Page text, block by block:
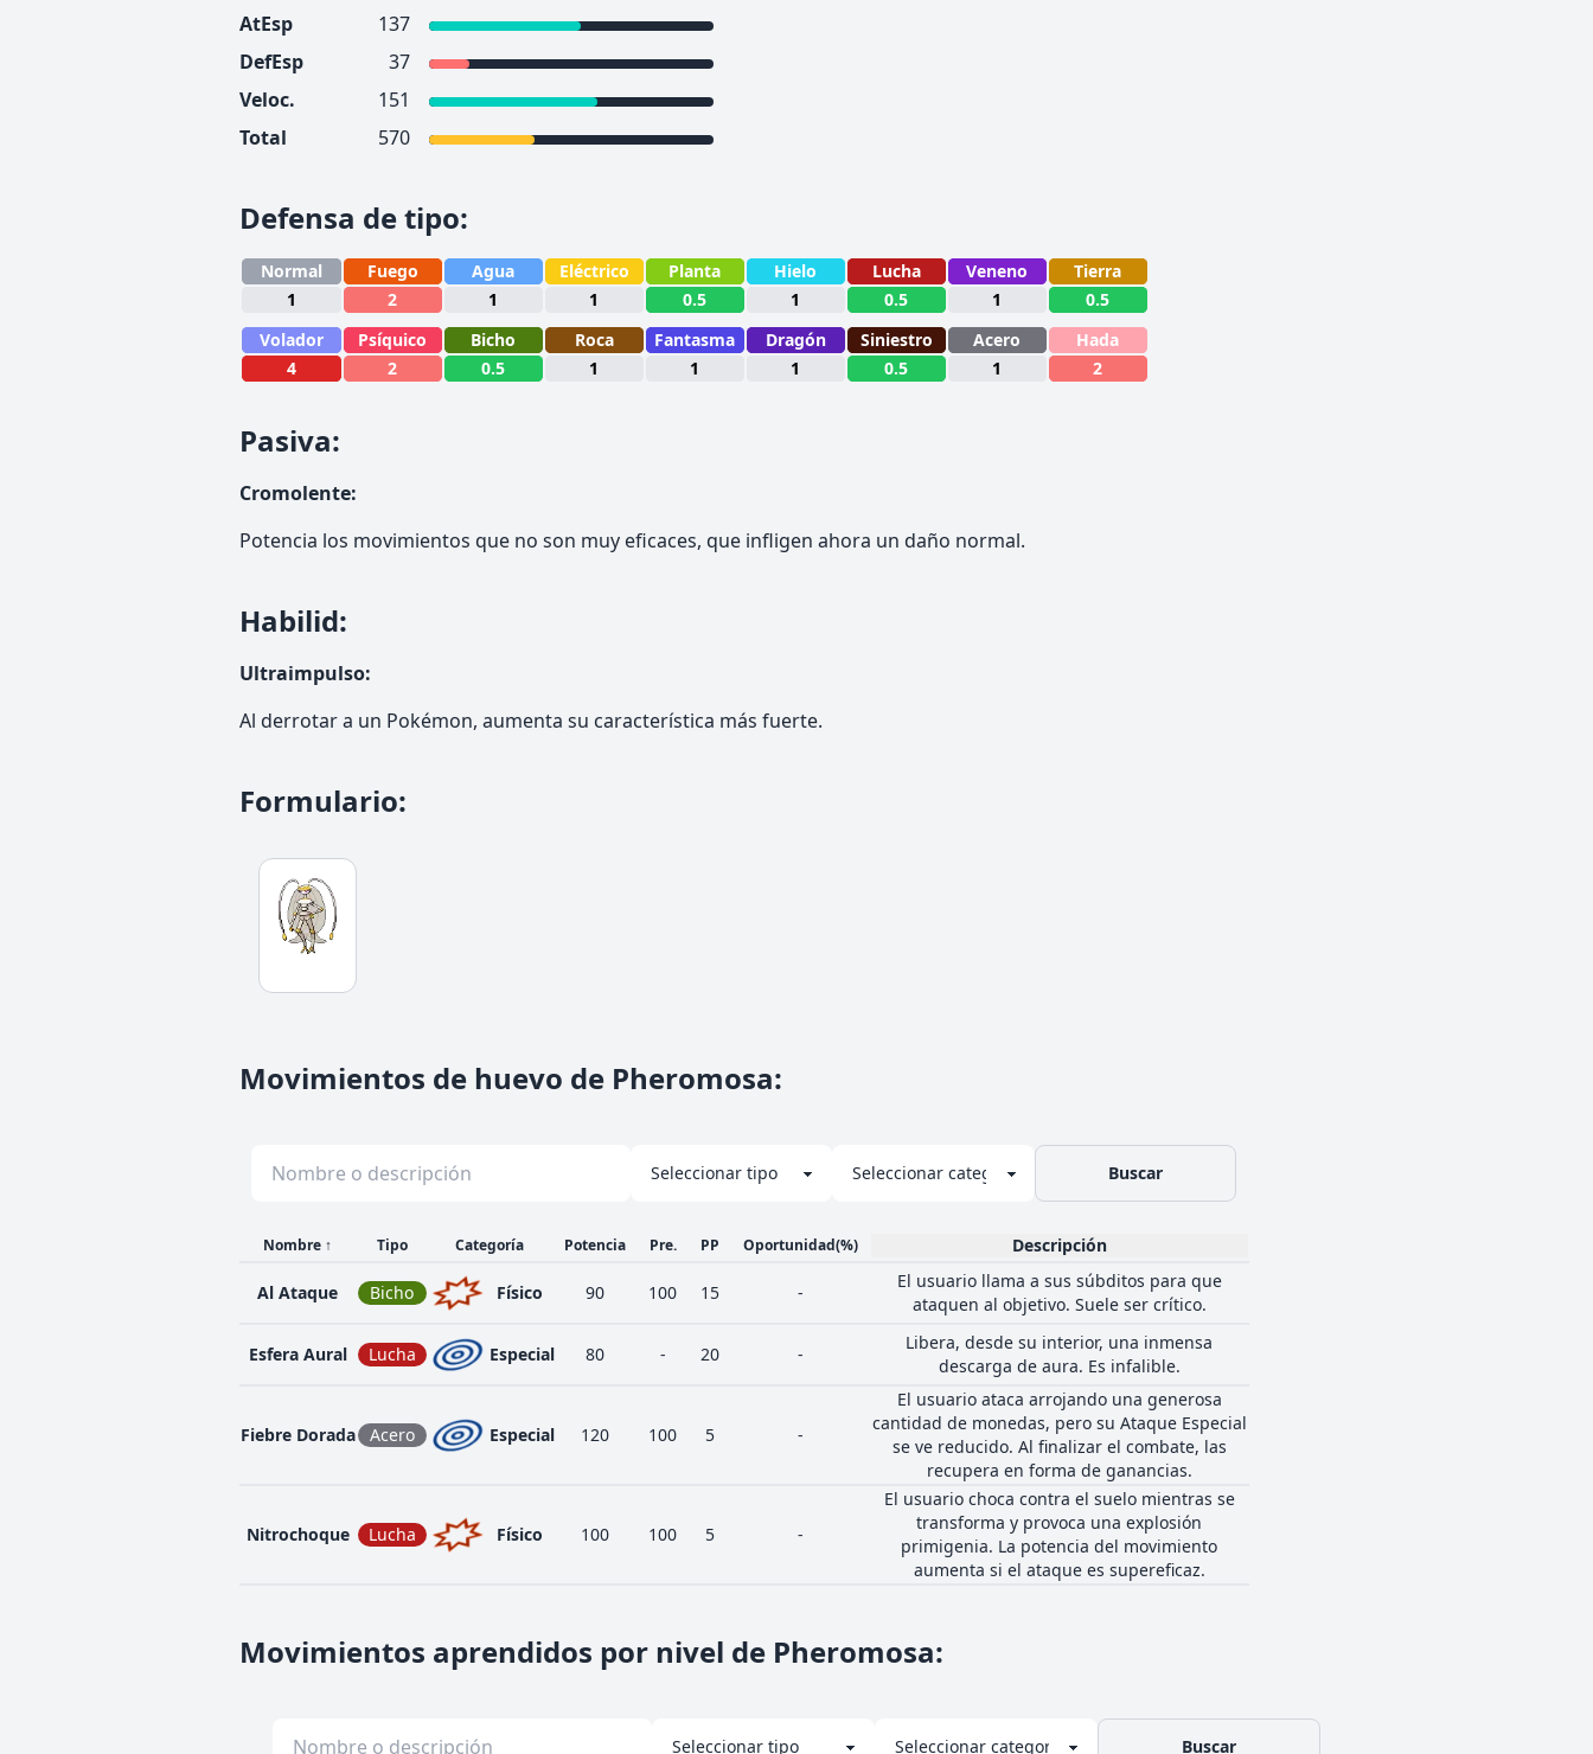
AtEsp
137
DefEsp
37
Veloc.
151
Total
570
Defensa de tipo:
Normal Fuego Agua Eléctrico Planta Hielo Lucha Veneno
Tierra
1
2 1 1 0.5 1 0.5 1
0.5
Volador
Psíquico Bicho Roca Fantasma Dragón Siniestro Acero
Hada
4
2 0.5 1 1 1 0.5 1 2
Pasiva:
Cromolente:
Potencia los movimientos que no son muy eficaces, que infligen ahora un daño normal.
Habilid:
Ultraimpulso:
Al derrotar a un Pokémon, aumenta su característica más fuerte.
Formulario:
Movimientos de huevo de Pheromosa:
Buscar
Nombre ↑ Tipo Categoría Potencia Pre. PP Oportunidad(%) Descripción
Al Ataque Bicho Físico 90 100 15 -
El usuario llama a sus súbditos para que
ataquen al objetivo. Suele ser crítico.
Esfera Aural Lucha Especial 80 - 20 -
Libera, desde su interior, una inmensa
descarga de aura. Es infalible.
Fiebre Dorada Acero Especial 120 100 5 -
El usuario ataca arrojando una generosa
cantidad de monedas, pero su Ataque Especial
se ve reducido. Al finalizar el combate, las
recupera en forma de ganancias.
Nitrochoque Lucha Físico 100 100 5 -
El usuario choca contra el suelo mientras se
transforma y provoca una explosión
primigenia. La potencia del movimiento
aumenta si el ataque es supereficaz.
Movimientos aprendidos por nivel de Pheromosa:
Buscar